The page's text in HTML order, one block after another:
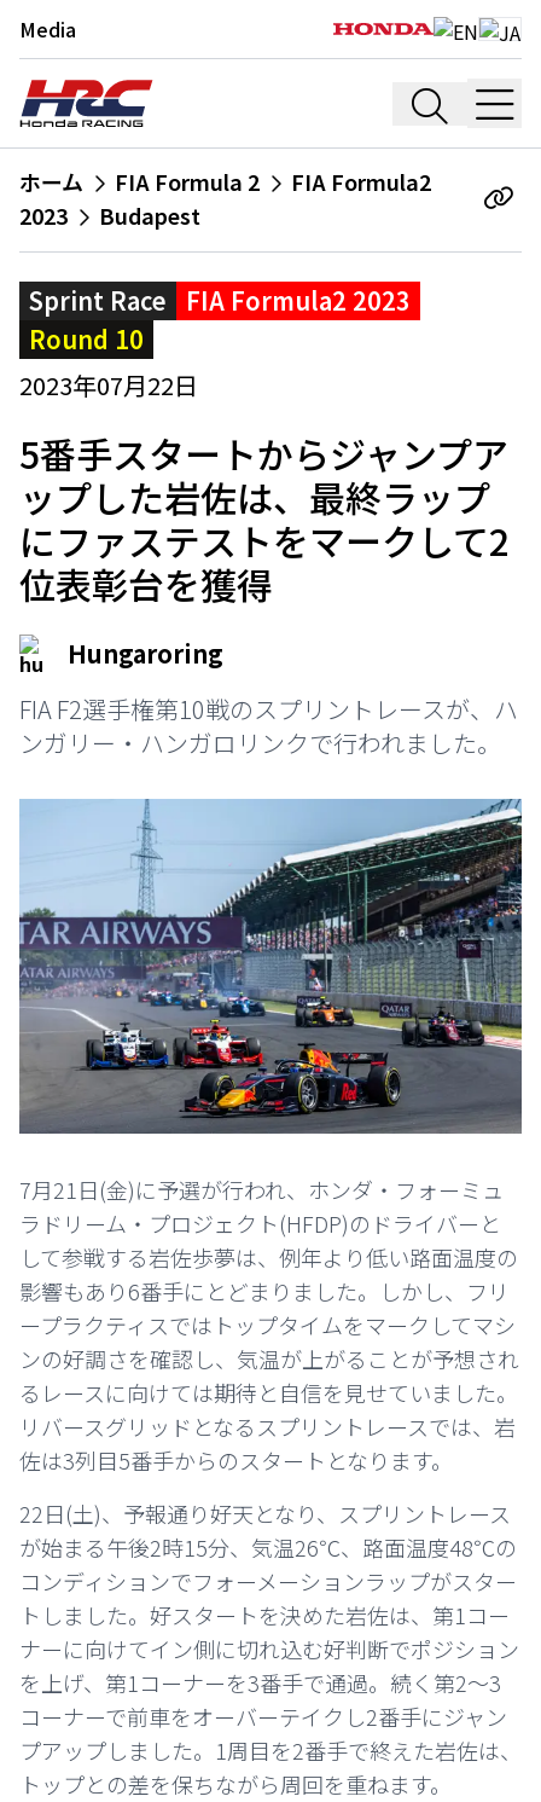
Media
ホーム FIA Formula 2
FIA Formula2
2023
Budapest
Sprint Race
FIA Formula2 2023
Round 10
2023年07月22日
5番手スタートからジャンプア
ップした岩佐は、最終ラップ
にファステストをマークして2
位表彰台を獲得
Hungaroring
FIA F2選手権第10戦のスプリントレースが、ハ
ンガリー・ハンガロリンクで行われました。
7月21日(金)に予選が行われ、ホンダ・フォーミュ
ラドリーム・プロジェクト(HFDP)のドライバーと
して参戦する岩佐歩夢は、例年より低い路面温度の
影響もあり6番手にとどまりました。しかし、フリ
ープラクティスではトップタイムをマークしてマシ
ンの好調さを確認し、気温が上がることが予想され
るレースに向けては期待と自信を見せていました。
リバースグリッドとなるスプリントレースでは、岩
佐は3列目5番手からのスタートとなります。
22日(土)、予報通り好天となり、スプリントレース
が始まる午後2時15分、気温26℃、路面温度48℃の
コンディションでフォーメーションラップがスター
トしました。好スタートを決めた岩佐は、第1コー
ナーに向けてイン側に切れ込む好判断でポジション
を上げ、第1コーナーを3番手で通過。続く第2～3
コーナーで前車をオーバーテイクし2番手にジャン
プアップしました。1周目を2番手で終えた岩佐は、
トップとの差を保ちながら周回を重ねます。